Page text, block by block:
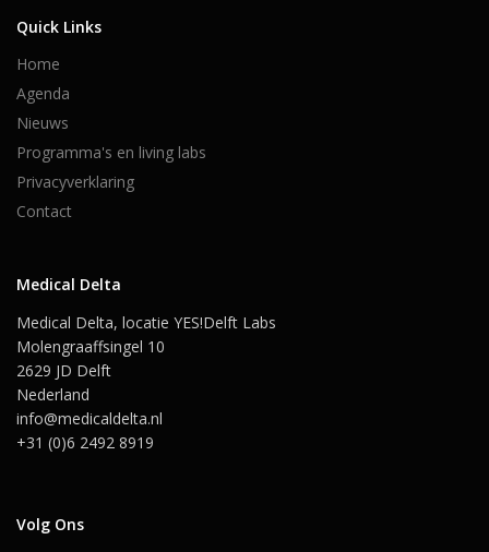
Quick Links
Home
Agenda
Nieuws
Programma's en living labs
Privacyverklaring
Contact
Medical Delta
Medical Delta, locatie YES!Delft Labs
Molengraaffsingel 10
2629 JD Delft
Nederland
info@medicaldelta.nl
+31 (0)6 2492 8919
Volg Ons